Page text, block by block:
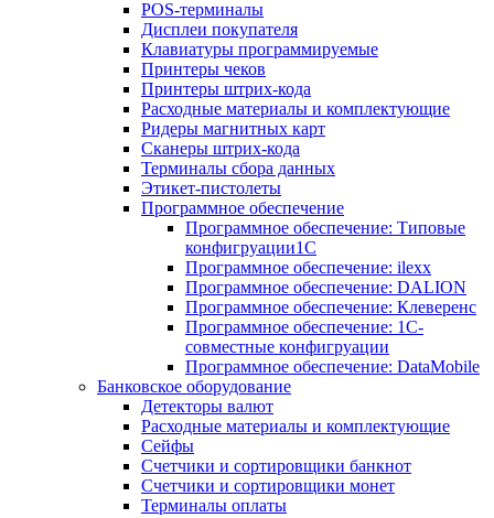
POS-терминалы
Дисплеи покупателя
Клавиатуры программируемые
Принтеры чеков
Принтеры штрих-кода
Расходные материалы и комплектующие
Ридеры магнитных карт
Сканеры штрих-кода
Терминалы сбора данных
Этикет-пистолеты
Программное обеспечение
Программное обеспечение: Типовые
конфигруации1С
Программное обеспечение: ilexx
Программное обеспечение: DALION
Программное обеспечение: Клеверенс
Программное обеспечение: 1С-
совместные конфигруации
Программное обеспечение: DataMobile
Банковское оборудование
Детекторы валют
Расходные материалы и комплектующие
Сейфы
Счетчики и сортировщики банкнот
Счетчики и сортировщики монет
Терминалы оплаты